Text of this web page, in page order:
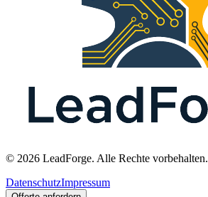
© 2026 LeadForge. Alle Rechte vorbehalten.
DatenschutzImpressum